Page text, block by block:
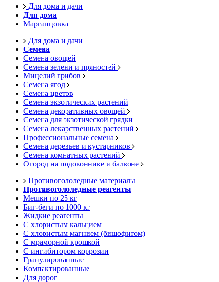
Для дома и дачи
Для дома
Марганцовка
Для дома и дачи
Семена
Семена овощей
Семена зелени и пряностей
Мицелий грибов
Семена ягод
Семена цветов
Семена экзотических растений
Семена декоративных овощей
Семена для экзотической грядки
Семена лекарственных растений
Профессиональные семена
Семена деревьев и кустарников
Семена комнатных растений
Огород на подоконнике и балконе
Противогололедные материалы
Противогололедные реагенты
Мешки по 25 кг
Биг-беги по 1000 кг
Жидкие реагенты
С хлористым кальцием
С хлористым магнием (бишофитом)
С мраморной крошкой
С ингибитором коррозии
Гранулированные
Компактированные
Для дорог